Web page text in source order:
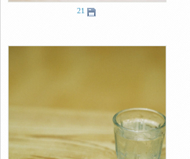
21